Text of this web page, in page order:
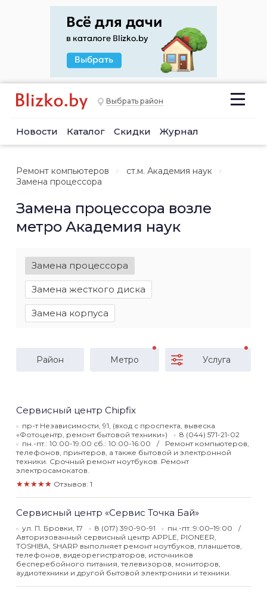
Выбрать район
Новости Каталог Скидки Журнал
Ремонт компьютеров
ст.м. Академия наук
Замена процессора
Замена процессора возле
метро Академия наук
Замена процессора
Замена жесткого диска
Замена корпуса
Район Метро Услуга
Сервисный центр Chipfix
пр-т Независимости, 91, (вход с проспекта, вывеска
«Фотоцентр, ремонт бытовой техники»)
8 (044) 571-21-02
пн.-пт.: 10:00-19:00 сб.: 10:00-16:00
Ремонт компьютеров,
телефонов, принтеров, а также бытовой и электронной
техники. Срочный ремонт ноутбуков. Ремонт
электросамокатов.
★★★★★ Отзывов: 1
Сервисный центр «Сервис Точка Бай»
ул. П. Бровки, 17 8 (017) 390-90-91
пн.-пт.:9:00–19:00
Авторизованный сервисный центр APPLE, PIONEER,
TOSHIBA, SHARP выполняет ремонт ноутбуков, планшетов,
телефонов, видеорегистраторов, источников
бесперебойного питания, телевизоров, мониторов,
аудиотехники и другой бытовой электроники и техники.